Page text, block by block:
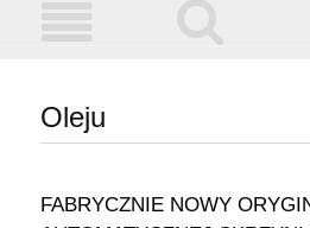
Oleju
FABRYCZNIE NOWY